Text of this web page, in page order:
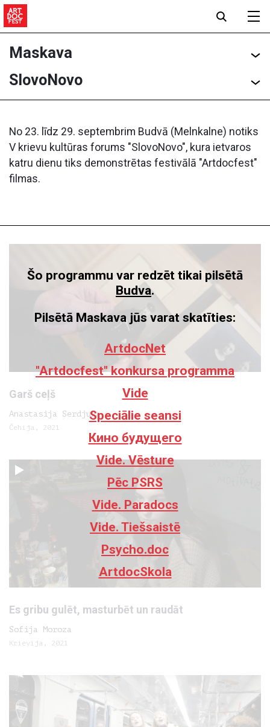
Maskava
SlovoNovo
No 23. līdz 29. septembrim Budvā (Melnkalne) notiks
V krievu kultūras forums "SlovoNovo", kura ietvaros
katru dienu tiks demonstrētas festivālā "Artdoсfest"
filmas.
Garš ceļš
Anastasija Serdjuka
Čehija, 2021
Es gribu gulēt, masturbēt un raudāt
Sofija Moroza
Krievija, 2021
Šo programmu var redzēt tikai pilsētā
Budva.
Pilsētā Maskava jūs varat skatīties:
ArtdocNet
"Artdocfest" konkursa programma
Vide
Speciālie seansi
Кино будущего
Vide. Vēsture
Pēc PSRS
Vide. Paradocs
Vide. Tiešsaistē
Psycho.doc
ArtdocSkola